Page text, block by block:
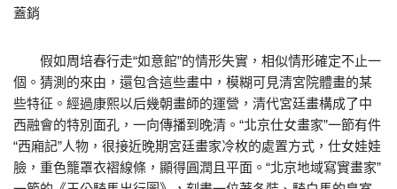
蓋銷
假如周培春行走“如意館”的情形失實，相似情形確定不止一
個。猜測的來由，還包含這些畫中，模糊可見清宮院體畫的某
些特征。經過康熙以后幾朝畫師的運營，清代宮廷畫構成了中
西融會的特別面孔，一向傳播到晚清。“北京仕女畫家”一節有件
“西廂記”人物，很接近晚期宮廷畫家冷枚的處置方式，仕女娃娃
臉，重色籠罩衣褶線條，顯得圓潤且平面。“北京地域寫實畫家”